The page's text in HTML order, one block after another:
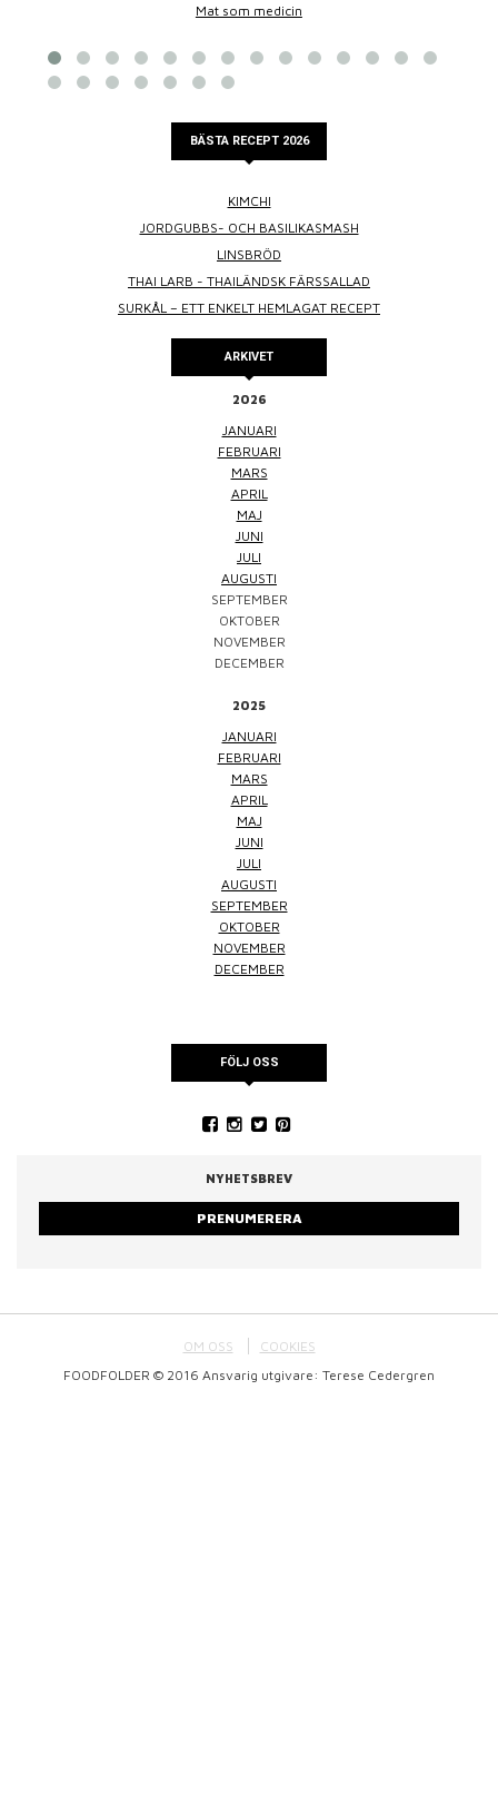
Mat som medicin
BÄSTA RECEPT 2026
KIMCHI
JORDGUBBS- OCH BASILIKASMASH
LINSBRÖD
THAI LARB - THAILÄNDSK FÄRSSALLAD
SURKÅL – ETT ENKELT HEMLAGAT RECEPT
ARKIVET
2026
JANUARI
FEBRUARI
MARS
APRIL
MAJ
JUNI
JULI
AUGUSTI
SEPTEMBER
OKTOBER
NOVEMBER
DECEMBER
2025
JANUARI
FEBRUARI
MARS
APRIL
MAJ
JUNI
JULI
AUGUSTI
SEPTEMBER
OKTOBER
NOVEMBER
DECEMBER
FÖLJ OSS
NYHETSBREV
PRENUMERERA
OM OSS
COOKIES
FOODFOLDER © 2016 Ansvarig utgivare: Terese Cedergren